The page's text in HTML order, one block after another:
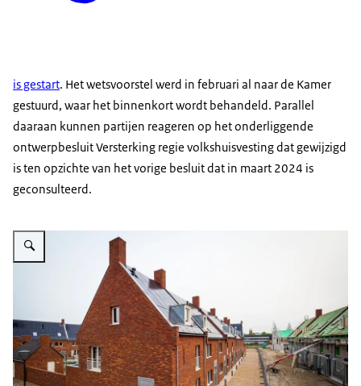
is gestart. Het wetsvoorstel werd in februari al naar de Kamer
gestuurd, waar het binnenkort wordt behandeld. Parallel
daaraan kunnen partijen reageren op het onderliggende
ontwerpbesluit Versterking regie volkshuisvesting dat gewijzigd
is ten opzichte van het vorige besluit dat in maart 2024 is
geconsulteerd.
Vergroot afbeelding Duurzame nieuwbouwwijk Schoemaker Plantage in